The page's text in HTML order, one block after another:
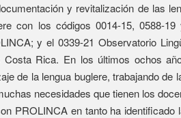
y revitalización de las
con los códigos 0014-15, 0588-
y el 0339-21 Observatorio
Costa Rica. En los últimos ochos
de la lengua buglere, trabajando
necesidades que tienen los
PROLINCA en tanto ha